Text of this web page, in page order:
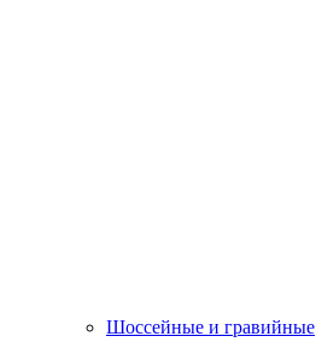
Шоссейные и гравийные